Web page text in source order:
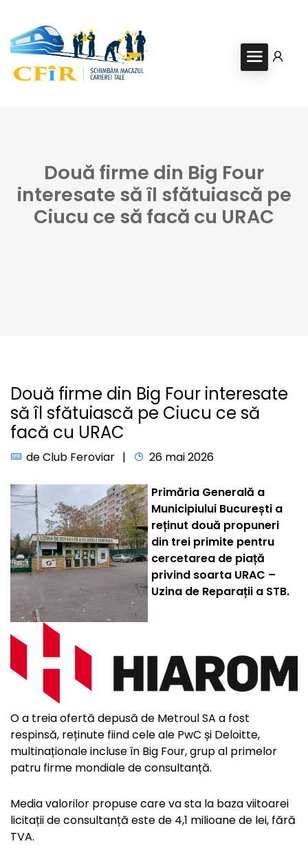
Două firme din Big Four
interesate să îl sfătuiască pe
Ciucu ce să facă cu URAC
Două firme din Big Four interesate
să îl sfătuiască pe Ciucu ce să
facă cu URAC
deClub Feroviar 26 mai 2026
Primăria Generală a
Municipiului București a
reținut două propuneri
din trei primite pentru
cercetarea de piață
privind soarta URAC –
Uzina de Reparații a STB.
O a treia ofertă depusă de Metroul SA a fost
respinsă, reținute fiind cele ale PwC și Deloitte,
multinaționale incluse în Big Four, grup al primelor
patru firme mondiale de consultanță.
Media valorilor propuse care va sta la baza viitoarei
licitații de consultanță este de 4,1 milioane de lei, fără
TVA.